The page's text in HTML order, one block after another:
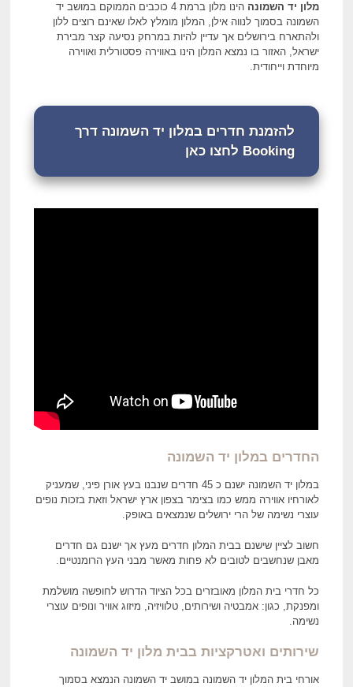
מלון יד השמונה
הינו מלון ברמת 4 כוכבים הממוקם במושב יד
השמונה בסמוך לנווה אילן, המלון מומלץ לאלו שאינם רוצים ללון
ולהתארח בירושלים אך עדיין להיות במרחק נסיעה קצר מבירת
ישראל, האזור בו נמצא המלון הינו באווירה פסטורלית ואווירה
מיוחדת וייחודית.
להזמנת חדרים במלון יד השמונה דרך
Booking לחצו כאן
החדרים במלון יד השמונה
במלון יד השמונה ישנם כ 45 חדרים שנבנו בעץ אורן פיני, שמעניק
לאורחיו אווירה ממש כמו בצימר בצפון ארץ ישראל וזאת בזכות נופים
עוצרי נשימה של הרי ירושלים שנמצאים באופק.
חשוב לציין שישנם בבית המלון חדרים מעץ אך ישנם גם חדרים
מאבן שנחשבים לטובים לא פחות מאשר מבני העץ הרומנטיים.
כל חדרי בית המלון מאובזרים בכל הציוד הדרוש לחופשה מושלמת
ומפנקת, כגון: אמבטיה ושירותים, טלוויזיה, מיזוג אוויר ונופים עוצרי
נשימה.
שירותים ואטרקציות בבית מלון יד השמונה
אורחי בית המלון יד השמונה במושב יד השמונה הנמצא בסמוך